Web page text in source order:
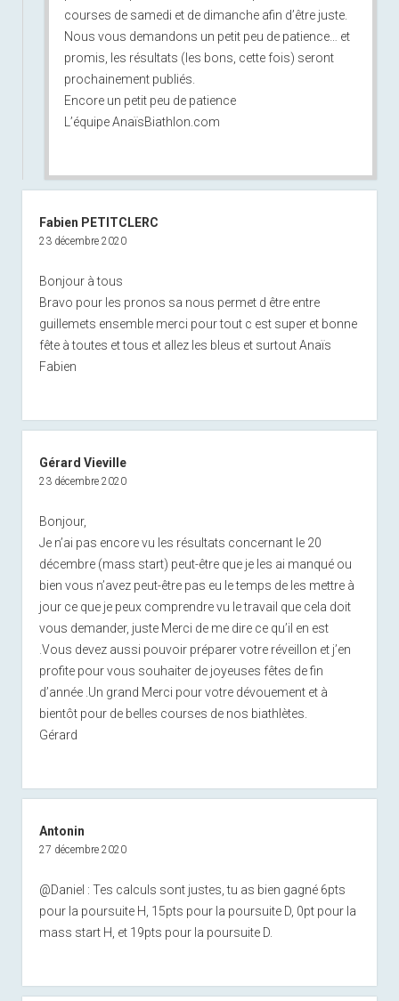
courses de samedi et de dimanche afin d’être juste.
Nous vous demandons un petit peu de patience… et
promis, les résultats (les bons, cette fois) seront
prochainement publiés.
Encore un petit peu de patience
L’équipe AnaïsBiathlon.com
Fabien PETITCLERC
23 décembre 2020
Bonjour à tous
Bravo pour les pronos sa nous permet d être entre
guillemets ensemble merci pour tout c est super et bonne
fête à toutes et tous et allez les bleus et surtout Anaïs
Fabien
Gérard Vieville
23 décembre 2020
Bonjour,
Je n’ai pas encore vu les résultats concernant le 20
décembre (mass start) peut-être que je les ai manqué ou
bien vous n’avez peut-être pas eu le temps de les mettre à
jour ce que je peux comprendre vu le travail que cela doit
vous demander, juste Merci de me dire ce qu’il en est
.Vous devez aussi pouvoir préparer votre réveillon et j’en
profite pour vous souhaiter de joyeuses fêtes de fin
d’année .Un grand Merci pour votre dévouement et à
bientôt pour de belles courses de nos biathlètes.
Gérard
Antonin
27 décembre 2020
@Daniel : Tes calculs sont justes, tu as bien gagné 6pts
pour la poursuite H, 15pts pour la poursuite D, 0pt pour la
mass start H, et 19pts pour la poursuite D.